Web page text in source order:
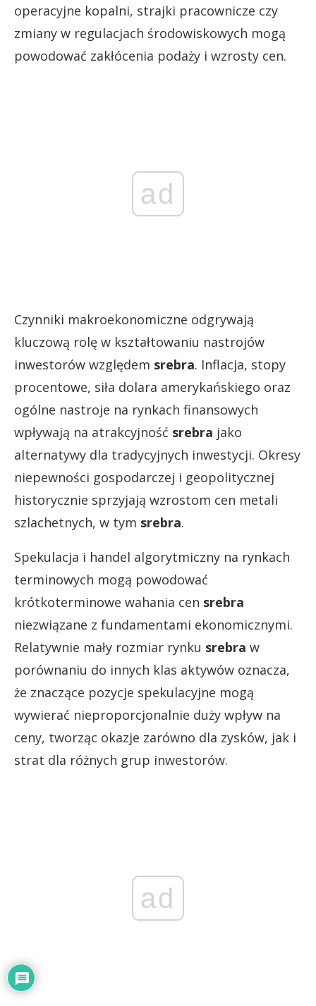
operacyjne kopalni, strajki pracownicze czy
zmiany w regulacjach środowiskowych mogą
powodować zakłócenia podaży i wzrosty cen.
ad
Czynniki makroekonomiczne odgrywają
kluczową rolę w kształtowaniu nastrojów
inwestorów względem srebra. Inflacja, stopy
procentowe, siła dolara amerykańskiego oraz
ogólne nastroje na rynkach finansowych
wpływają na atrakcyjność srebra jako
alternatywy dla tradycyjnych inwestycji. Okresy
niepewności gospodarczej i geopolitycznej
historycznie sprzyjają wzrostom cen metali
szlachetnych, w tym srebra.
Spekulacja i handel algorytmiczny na rynkach
terminowych mogą powodować
krótkoterminowe wahania cen srebra
niezwiązane z fundamentami ekonomicznymi.
Relatywnie mały rozmiar rynku srebra w
porównaniu do innych klas aktywów oznacza,
że znaczące pozycje spekulacyjne mogą
wywierać nieproporcjonalnie duży wpływ na
ceny, tworząc okazje zarówno dla zysków, jak i
strat dla różnych grup inwestorów.
ad